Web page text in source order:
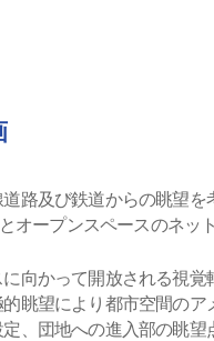
路及び鉄道からの眺望を
オープンスペースのネッ
向かって開放される視覚
眺望により都市空間のア
、団地への進入部の眺望